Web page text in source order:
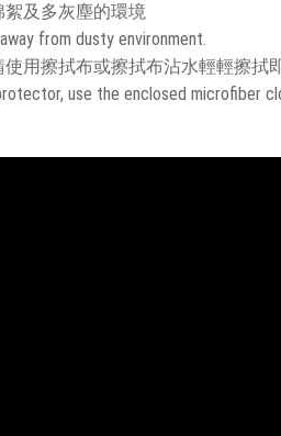
絮及多灰塵的環境
from dusty environment.
使用擦拭布或擦拭布沾水輕輕擦拭
use the enclosed microfiber